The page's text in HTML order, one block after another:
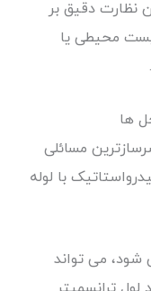
نظارت دقیق بر
محیطی یا
ها
مسائلی
با لوله
شود، می تواند